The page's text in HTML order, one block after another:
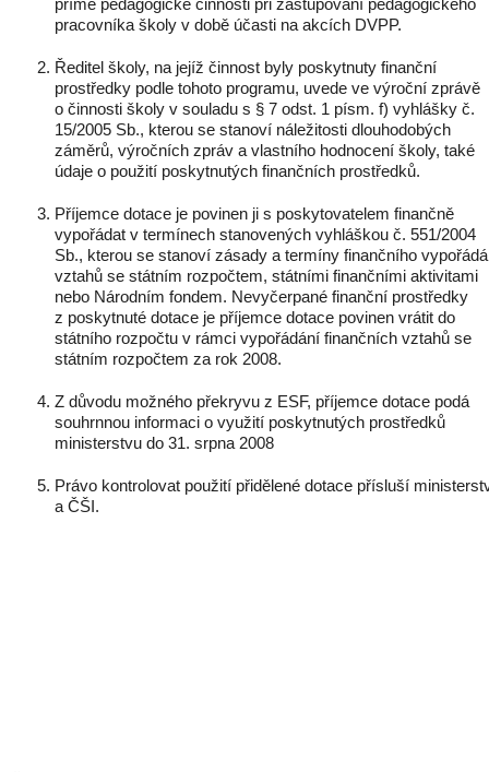
přímé pedagogické činnosti při zastupování pedagogického
pracovníka školy v době účasti na akcích DVPP.
Ředitel školy, na jejíž činnost byly poskytnuty finanční
prostředky podle tohoto programu, uvede ve výroční zprávě
o činnosti školy v souladu s § 7 odst. 1 písm. f) vyhlášky č.
15/2005 Sb., kterou se stanoví náležitosti dlouhodobých
záměrů, výročních zpráv a vlastního hodnocení školy, také
údaje o použití poskytnutých finančních prostředků.
Příjemce dotace je povinen ji s poskytovatelem finančně
vypořádat v termínech stanovených vyhláškou č. 551/2004
Sb., kterou se stanoví zásady a termíny finančního
vztahů se státním rozpočtem, státními finančními aktivitami
nebo Národním fondem. Nevyčerpané finanční prostředky
z poskytnuté dotace je příjemce dotace povinen vrátit do
státního rozpočtu v rámci vypořádání finančních vztahů se
státním rozpočtem za rok 2008.
Z důvodu možného překryvu z ESF, příjemce dotace podá
souhrnnou informaci o využití poskytnutých prostředků
ministerstvu do 31. srpna 2008
Právo kontrolovat použití přidělené dotace přísluší
a ČŠI.